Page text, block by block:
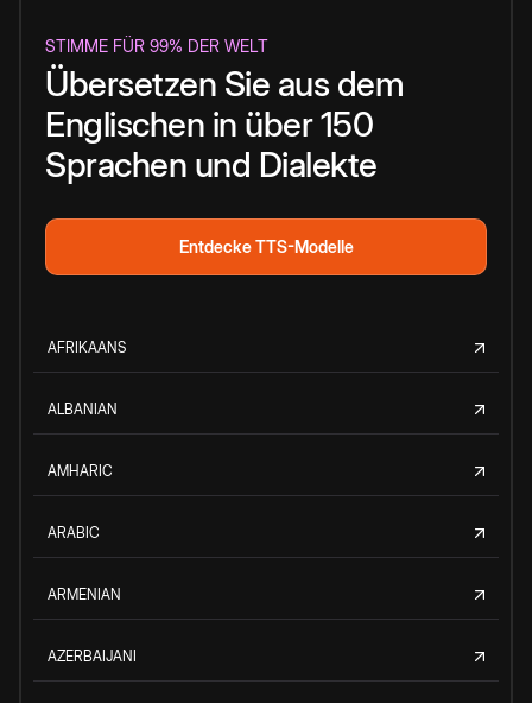
STIMME FÜR 99% DER WELT
Übersetzen Sie aus dem
Englischen in über 150
Sprachen und Dialekte
Entdecke TTS-Modelle
AFRIKAANS
ALBANIAN
AMHARIC
ARABIC
ARMENIAN
AZERBAIJANI